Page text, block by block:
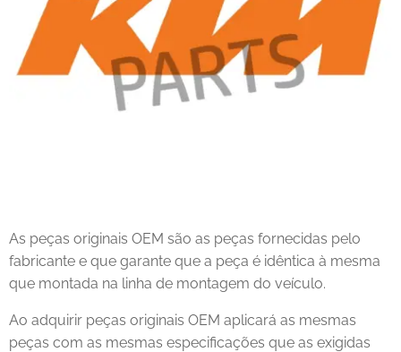
As peças originais OEM são as peças fornecidas pelo
fabricante e que garante que a peça é idêntica à mesma
que montada na linha de montagem do veículo.
Ao adquirir peças originais OEM aplicará as mesmas
peças com as mesmas especificações que as exigidas